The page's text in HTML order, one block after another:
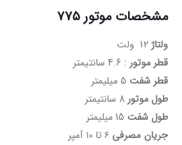
مشخصات موتور 775
ولتاژ12 ولت
قطر موتور : 4.6 سانتیمتر
قطر شفت
طول موتور
طول شفت
جریان مصرفی